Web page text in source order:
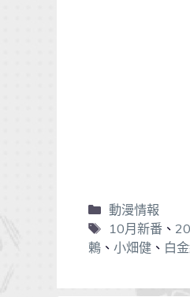
動漫情報
10月新番、
鶇 、 小畑健 、 白